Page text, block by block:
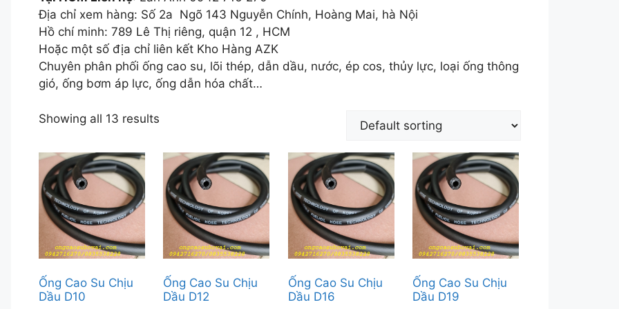
Địa chỉ xem hàng: Số 2a Ngõ 143 Nguyễn Chính, Hoàng Mai, hà Nội
Hồ chí minh: 789 Lê Thị riêng, quận 12 , HCM
Hoặc một số địa chỉ liên kết Kho Hàng AZK
Chuyên phân phối ống cao su, lõi thép, dẫn dầu, nước, ép cos, thủy lực, loại ống thông
gió, ống bơm áp lực, ống dẫn hóa chất…
Showing all 13 results
Ống Cao Su Chịu
Dầu D10
Ống Cao Su Chịu
Dầu D12
Ống Cao Su Chịu
Dầu D16
Ống Cao Su Chịu
Dầu D19